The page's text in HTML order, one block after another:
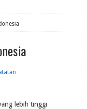
lebih tinggi